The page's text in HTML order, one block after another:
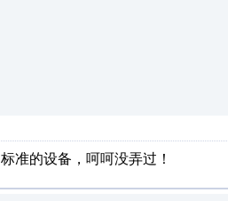
准的设备，呵呵没弄过！